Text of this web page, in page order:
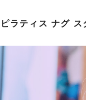
ピラティス ナグ ス